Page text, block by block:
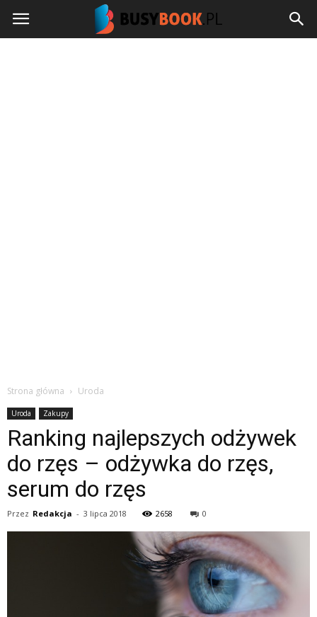
Strona główna Uroda
Uroda Zakupy
Ranking najlepszych odżywek
do rzęs – odżywka do rzęs,
serum do rzęs
Przez Redakcja - 3 lipca 2018 2658 0